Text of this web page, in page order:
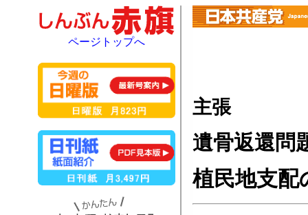
主張
遺骨返還問
植民地支配
ページトップへ